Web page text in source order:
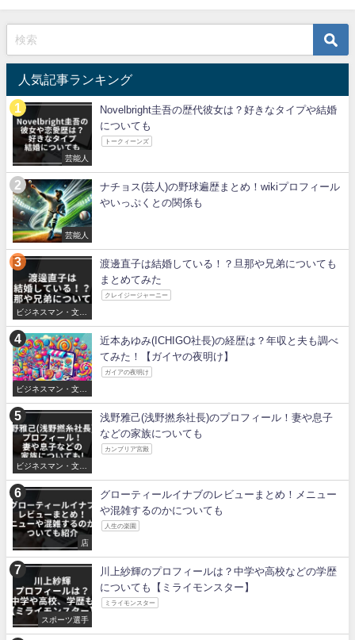
人気記事ランキング
芸能人
Novelbright圭吾の歴代彼女は？好きなタイプや結婚
についても
トークィーンズ
芸能人
ナチョス(芸人)の野球遍歴まとめ！wikiプロフィール
やいっぷくとの関係も
ビジネスマン・文化
人
渡邊直子は結婚している！？旦那や兄弟についても
まとめてみた
クレイジージャーニー
ビジネスマン・文化
人
近本あゆみ(ICHIGO社長)の経歴は？年収と夫も調べ
てみた！【ガイヤの夜明け】
ガイアの夜明け
ビジネスマン・文化
人
浅野雅己(浅野撚糸社長)のプロフィール！妻や息子
などの家族についても
カンブリア宮殿
店
グローティールイナブのレビューまとめ！メニュー
や混雑するのかについても
人生の楽園
スポーツ選手
川上紗輝のプロフィールは？中学や高校などの学歴
についても【ミライモンスター】
ミライモンスター